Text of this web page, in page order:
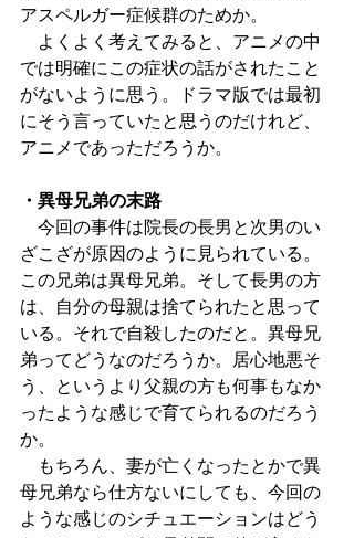
アスペルガー症候群のためか。
よくよく考えてみると、アニメの中
では明確にこの症状の話がされたこと
がないように思う。ドラマ版では最初
にそう言っていたと思うのだけれど、
アニメであっただろうか。
・異母兄弟の末路
今回の事件は院長の長男と次男のい
ざこざが原因のように見られている。
この兄弟は異母兄弟。そして長男の方
は、自分の母親は捨てられたと思って
いる。それで自殺したのだと。異母兄
弟ってどうなのだろうか。居心地悪そ
う、というより父親の方も何事もなか
ったような感じで育てられるのだろう
か。
もちろん、妻が亡くなったとかで異
母兄弟なら仕方ないにしても、今回の
ような感じのシチュエーションはどう